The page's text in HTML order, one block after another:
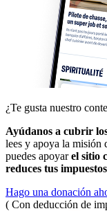
¿Te gusta nuestro
Ayúdanos a cubrir
lees y apoya la misión
puedes apoyarel sitio
reduces tus
Hago una donación
( Con deducción de